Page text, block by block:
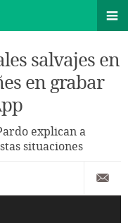
salvajes en
en grabar
explican a
situaciones